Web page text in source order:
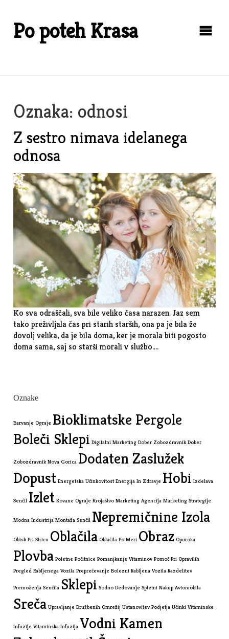
contentPo poteh Krasa
Oznaka: odnosi
Z sestro nimava idelanega
odnosa
Ko sva odraščali, sva bile veliko časa narazen. Jaz sem
tako preživljala čas pri starih starših, ona pa je bila že
dovolj velika, da je bila doma, ker je morala biti pogosto
doma sama, saj so starši morali v službo.…
Oznake
Barvanje Ograje Bioklimatske Pergole
Boleči Sklepi Digitalni Marketing Dober Zobozdravnik Dober
Zobozdravnik Nova Gorica Dodaten Zaslužek
Dopust Energetska Učinkovitost Energija In Zdravje Hobi Izdelava
Senčil Izlet Kovane Ograje Krojaštvo Marketing Agencija Marketing Strategije
Modna Industrija Montaža Senčil Nepremičnine Izola
Obisk Pri Stricu Oblačila Oblačila Po Meri Obraz Oporoka
Plovba Poletne Počitnice Pomanjkanje Vitaminov Pomoč Pri Opravilih
Pregled Rabljenega Vozila Preprečevanje Bolezni Rabljena Vozila Razdelitev
Premoženja Senčila Sklepi Sodno Dedovanje Spletni Nakup Avtomobila
Sreča Upravljanje Družbenih Omrežij Ustanovitev Podjetja Učinki Vitaminske
Infuzije Vitaminska Infuzija Vodni Kamen